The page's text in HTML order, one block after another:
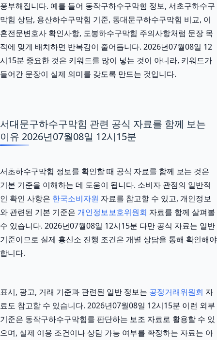
풍부해집니다. 예를 들어 동작구하수구막힘 정보, 서초구하수구
막힘 상담, 용산하수구막힘 기준, 동대문구하수구막힘 비교, 이
혼전문변호사 확인사항, 도봉하수구막힘 주의사항처럼 문장 목
적에 맞게 배치하면 반복감이 줄어듭니다. 2026년07월08일 12
시15분 중요한 것은 키워드를 많이 넣는 것이 아니라, 키워드가
들어간 문장이 실제 의미를 갖도록 만드는 것입니다.
서대문구하수구막힘 관련 공식 자료를 함께 보는
이유 2026년07월08일 12시15분
서초하수구막힘 정보를 확인할 때 공식 자료를 함께 보는 것은
기본 기준을 이해하는 데 도움이 됩니다. 소비자 관점의 일반적
인 확인 사항은 한국소비자원 자료를 참고할 수 있고, 개인정보
와 관련된 기본 기준은 개인정보보호위원회 자료를 함께 살펴볼
수 있습니다. 2026년07월08일 12시15분 다만 공식 자료는 일반
기준이므로 실제 흥신소 진행 조건은 개별 상담을 통해 확인해야
합니다.
표시, 광고, 거래 기준과 관련된 일반 정보는 공정거래위원회 자
료도 참고할 수 있습니다. 2026년07월08일 12시15분 이런 외부
기준은 동작구하수구막힘를 판단하는 보조 자료로 활용할 수 있
으며, 실제 이용 조건이나 상담 가능 여부를 확정하는 자료는 아